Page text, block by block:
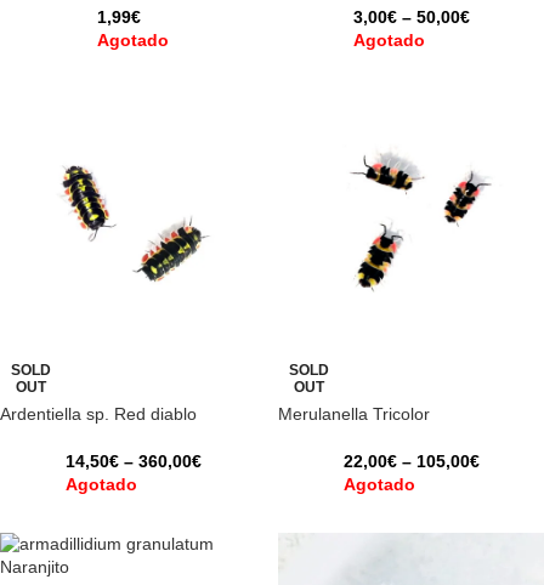
1,99€
Agotado
3,00€ – 50,00€
Agotado
SOLD
OUT
Ardentiella sp. Red diablo
14,50€ – 360,00€
Agotado
SOLD
OUT
Merulanella Tricolor
22,00€ – 105,00€
Agotado